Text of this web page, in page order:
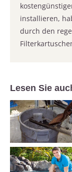
installieren,
durch den
Lesen Sie